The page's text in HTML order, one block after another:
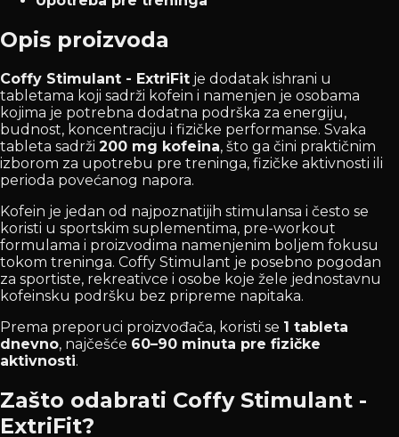
Opis proizvoda
Coffy Stimulant - ExtriFit je dodatak ishrani u
tabletama koji sadrži kofein i namenjen je osobama
kojima je potrebna dodatna podrška za energiju,
budnost, koncentraciju i fizičke performanse. Svaka
tableta sadrži 200 mg kofeina, što ga čini praktičnim
izborom za upotrebu pre treninga, fizičke aktivnosti ili
perioda povećanog napora.
Kofein je jedan od najpoznatijih stimulansa i često se
koristi u sportskim suplementima, pre-workout
formulama i proizvodima namenjenim boljem fokusu
tokom treninga. Coffy Stimulant je posebno pogodan
za sportiste, rekreativce i osobe koje žele jednostavnu
kofeinsku podršku bez pripreme napitaka.
Prema preporuci proizvođača, koristi se 1 tableta
dnevno, najčešće 60–90 minuta pre fizičke
aktivnosti.
Zašto odabrati Coffy Stimulant -
ExtriFit?